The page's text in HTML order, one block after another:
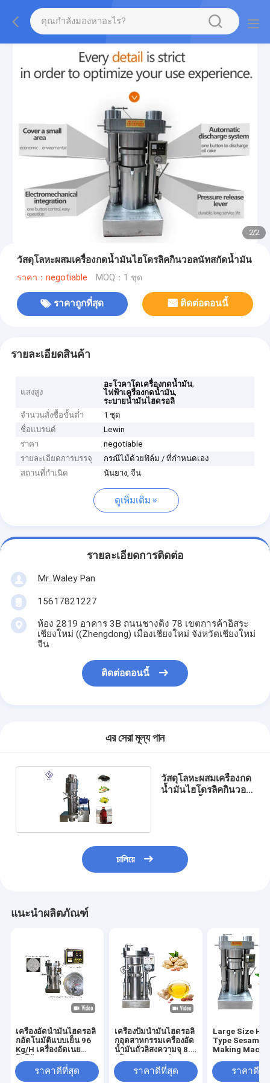
2/2
วัสดุโลหะผสมเครื่องกดน้ำมันไฮโดรลิคกินวอลนัทสกัดน้ำมัน
ราคา：negotiable MOQ：1 ชุด
ราคาถูกที่สุด ติดต่อตอนนี้
รายละเอียดสินค้า
แสงสูง
อะโวคาโดเครื่องกดน้ำมัน,
ไฟฟ้าเครื่องกดน้ำมัน,
ระบายน้ำมันไฮดรอลิ
จำนวนสั่งซื้อขั้นต่ำ
1 ชุด
ชื่อแบรนด์
Lewin
ราคา
negotiable
รายละเอียดการบรรจุ
กรณีไม้ด้วยฟิล์ม / ที่กำหนดเอง
สถานที่กำเนิด
นันยาง, จีน
ดูเพิ่มเติม
รายละเอียดการติดต่อ
Mr. Waley Pan
15617821227
ห้อง 2819 อาคาร 3B ถนนชางดิง 78 เขตการค้าอิสระ
เชียงใหม่ ((Zhengdong) เมืองเชียงใหม่ จังหวัดเชียงใหม่
จีน
ติดต่อตอนนี้
এর সেরা মূল্য পান
วัสดุโลหะผสมเครื่องกด
น้ำมันไฮโดรลิคกินวอ
চালিয়ে
แนะนำผลิตภัณฑ์
เครื่องอัดน้ำมันไฮดรอลิ
กอัตโนมัติแบบเย็น 96
Kg/H เครื่องอัดเนย
ราคาดีที่สุด
เครื่องปั้มน้ำมันไฮดรอลิ
กอุตสาหกรรมเครื่องอัด
น้ำมันถั่วลิสงความจุ 8.5
ราคาดีที่สุด
Large Size
Type Sesame
Making
Avocadoราคาดีที่